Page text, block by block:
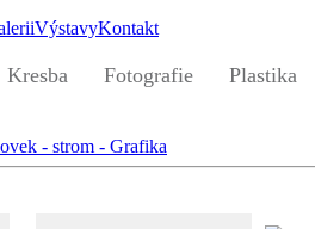
VýstavyKontakt
Kresba Fotografie Plastika